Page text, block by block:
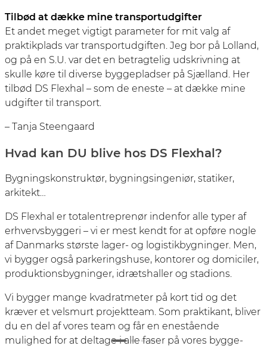
Tilbød at dække mine transportudgifter
Et andet meget vigtigt parameter for mit valg af
praktikplads var transportudgiften. Jeg bor på Lolland,
og på en S.U. var det en betragtelig udskrivning at
skulle køre til diverse byggepladser på Sjælland. Her
tilbød DS Flexhal – som de eneste – at dække mine
udgifter til transport.
– Tanja Steengaard
Hvad kan DU blive hos DS Flexhal?
Bygningskonstruktør, bygningsingeniør, statiker,
arkitekt…
DS Flexhal er totalentreprenør indenfor alle typer af
erhvervsbyggeri – vi er mest kendt for at opføre nogle
af Danmarks største lager- og logistikbygninger. Men,
vi bygger også parkeringshuse, kontorer og domiciler,
produktionsbygninger, idrætshaller og stadions.
Vi bygger mange kvadratmeter på kort tid og det
kræver et velsmurt projektteam. Som praktikant, bliver
du en del af vores team og får en enestående
mulighed for at deltage i alle faser på vores bygge­